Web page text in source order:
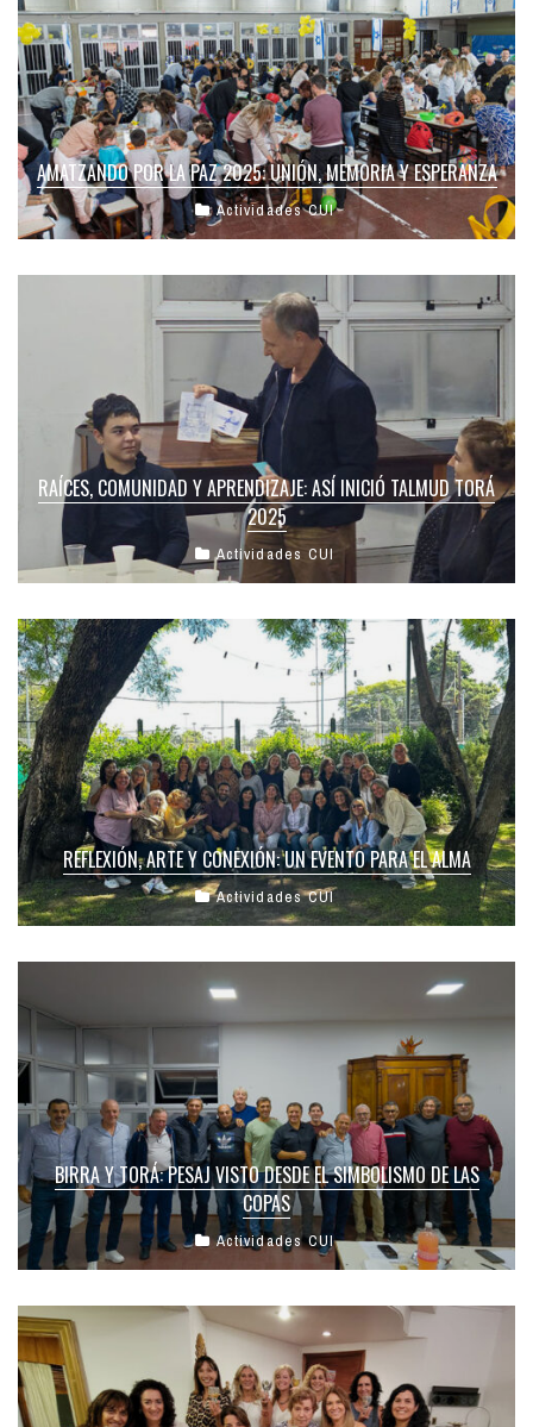
AMATZANDO POR LA PAZ 2025: UNIÓN, MEMORIA Y ESPERANZA
Actividades CUI
RAÍCES, COMUNIDAD Y APRENDIZAJE: ASÍ INICIÓ TALMUD TORÁ
2025
Actividades CUI
REFLEXIÓN, ARTE Y CONEXIÓN: UN EVENTO PARA EL ALMA
Actividades CUI
BIRRA Y TORÁ: PESAJ VISTO DESDE EL SIMBOLISMO DE LAS
COPAS
Actividades CUI